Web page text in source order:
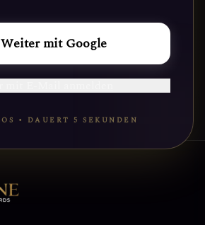
Weiter mit Google
• DAUERT 5 SEKUNDEN
REISE